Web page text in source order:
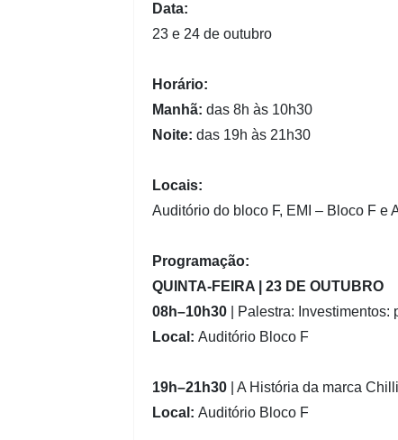
Data:
23 e 24 de outubro
Horário:
Manhã: das 8h às 10h30
Noite: das 19h às 21h30
Locais:
Auditório do bloco F, EMI – Bloco F e
Programação:
QUINTA-FEIRA | 23 DE OUTUBRO
08h–10h30
| Palestra:
Local: Auditório Bloco F
19h–21h30
| A História da marca
Local: Auditório Bloco F